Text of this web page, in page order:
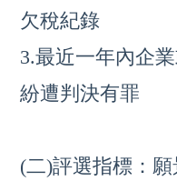
欠稅紀錄
3.最近一年內企
紛遭判決有罪
(二)評選指標：